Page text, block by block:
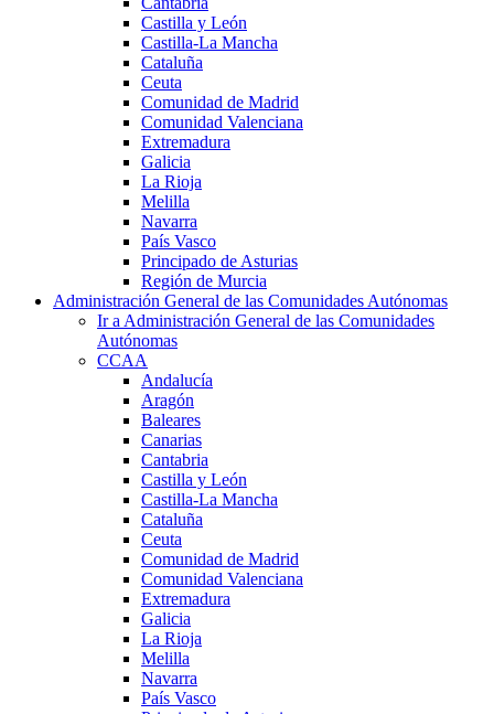
Castilla y León
Castilla-La Mancha
Cataluña
Ceuta
Comunidad de Madrid
Comunidad Valenciana
Extremadura
Galicia
La Rioja
Melilla
Navarra
País Vasco
Principado de Asturias
Región de Murcia
Administración General de las Comunidades Autónomas
Ir a Administración General de las Comunidades
Autónomas
CCAA
Andalucía
Aragón
Baleares
Canarias
Cantabria
Castilla y León
Castilla-La Mancha
Cataluña
Ceuta
Comunidad de Madrid
Comunidad Valenciana
Extremadura
Galicia
La Rioja
Melilla
Navarra
País Vasco